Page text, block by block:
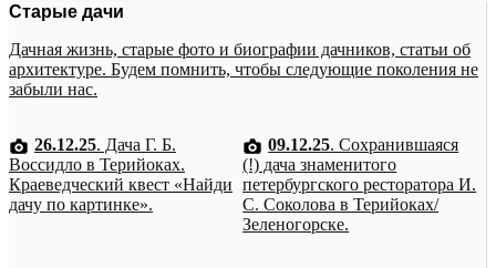
Старые дачи
Дачная жизнь, старые фото и биографии дачников, статьи об
архитектуре. Будем помнить, чтобы следующие поколения не
забыли нас.
26.12.25. Дача Г. Б.
Воссидло в Терийоках.
Краеведческий квест «Найди
дачу по картинке».
09.12.25. Сохранившаяся
(!) дача знаменитого
петербургского ресторатора И.
С. Соколова в Терийоках/
Зеленогорске.